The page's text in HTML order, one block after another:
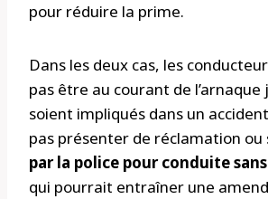
pour réduire la prime.
Dans les deux cas, les
pas être au courant de l’arnaque
soient impliqués dans un
pas présenter de réclamation ou
par la police pour conduite
qui pourrait entraîner une